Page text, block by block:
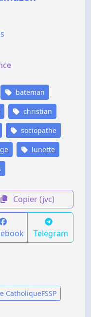
bateman
christian
sociopathe
lunette
Copier (jvc)
Telegram
CatholiqueFSSP